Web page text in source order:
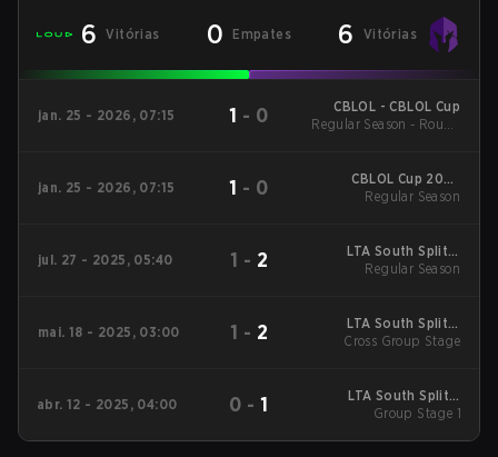
6 Vitórias 0 Empates 6 Vitórias
jan. 25 - 2026, 07:15 1 - 0
CBLOL - CBLOL Cup
Regular Season - Round
jan. 25 - 2026, 07:15 1 - 0
CBLOL Cup 2026
Regular Season
Regular Season
jul. 27 - 2025, 05:40 1 - 2
LTA South Split 3
2025 Regular Season
Regular Season
mai. 18 - 2025, 03:00 1 - 2
LTA South Split 2
2025 Cross Group
Cross Group Stage
abr. 12 - 2025, 04:00 0 -1
LTA South Split 2
2025 Group Stage 1
Group Stage 1